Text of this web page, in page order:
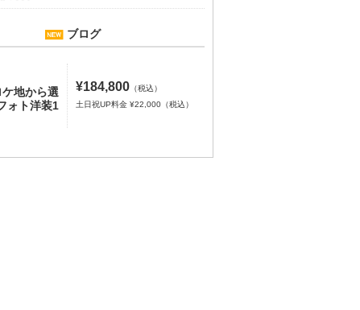
ブログ
地から選
ォト洋装1
¥184,800 （税込）
土日祝UP料金 ¥22,000（税込）